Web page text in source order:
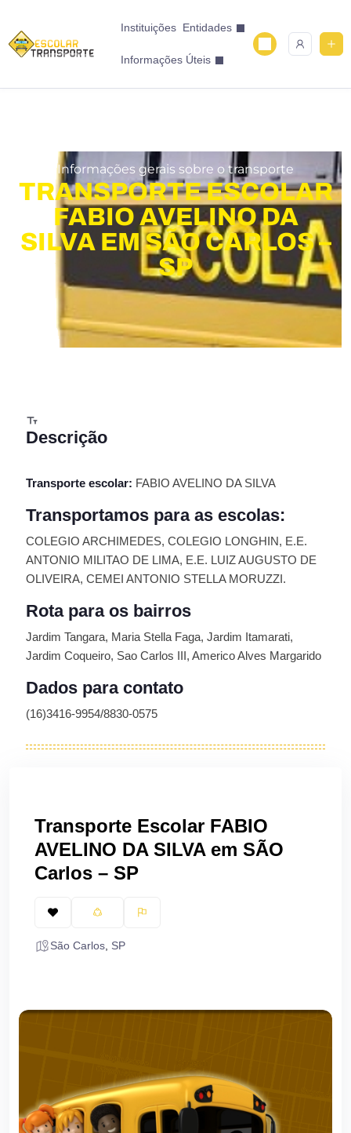
Instituições Entidades
Informações Úteis
Informações gerais sobre o transporte
TRANSPORTE ESCOLAR
FABIO AVELINO DA
SILVA EM SÃO CARLOS –
SP
Transporte Escolar FABIO
AVELINO DA SILVA em SÃO
Carlos – SP
São Carlos SP
Descrição
Transporte escolar: FABIO AVELINO DA SILVA
Transportamos para as escolas:
COLEGIO ARCHIMEDES, COLEGIO LONGHIN, E.E.
ANTONIO MILITAO DE LIMA, E.E. LUIZ AUGUSTO DE
OLIVEIRA, CEMEI ANTONIO STELLA MORUZZI.
Rota para os bairros
Jardim Tangara, Maria Stella Faga, Jardim Itamarati,
Jardim Coqueiro, Sao Carlos III, Americo Alves Margarido
Dados para contato
(16)3416-9954/8830-0575